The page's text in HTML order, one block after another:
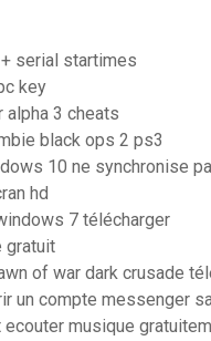
serial startimes
key
alpha 3 cheats
black ops 2 ps3
10 ne synchronise
hd
7 télécharger
gratuit
of war dark crusade
un compte messenger
ecouter musique